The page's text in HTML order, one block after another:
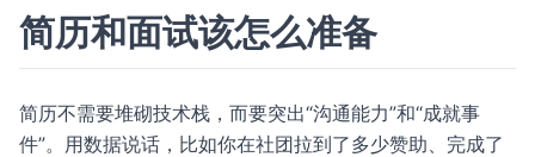
简历和面试该怎么准备
简历不需要堆砌技术栈，而要突出“沟通能力”和“成就事
件”。用数据说话，比如你在社团拉到了多少赞助、完成了